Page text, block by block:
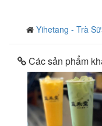
Yihetang - Trà
Các sản phẩm